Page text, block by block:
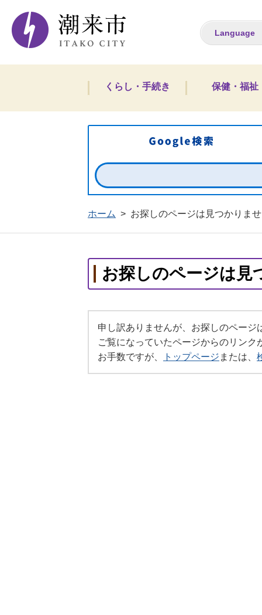
潮来市ホームペー
Language
くらし・手続き 保健・福祉
ホーム > お探しのページは見つかりま
お探しのページは見
申し訳ありませんが、お探しのページ
ご覧になっていたページからのリン
お手数ですが、
トップページ または、